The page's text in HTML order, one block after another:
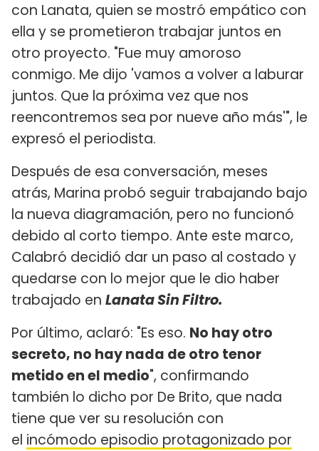
con Lanata, quien se mostró empático con
ella y se prometieron trabajar juntos en
otro proyecto. "Fue muy amoroso
conmigo. Me dijo 'vamos a volver a laburar
juntos. Que la próxima vez que nos
reencontremos sea por nueve año más'", le
expresó el periodista.
Después de esa conversación, meses
atrás, Marina probó seguir trabajando bajo
la nueva diagramación, pero no funcionó
debido al corto tiempo. Ante este marco,
Calabró decidió dar un paso al costado y
quedarse con lo mejor que le dio haber
trabajado en Lanata Sin Filtro.
Por último, aclaró: "Es eso. No hay otro
secreto, no hay nada de otro tenor
metido en el medio", confirmando
también lo dicho por De Brito, que nada
tiene que ver su resolución con
el incómodo episodio protagonizado por